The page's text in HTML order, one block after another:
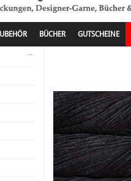
BÜCHER GUTSCHEINE